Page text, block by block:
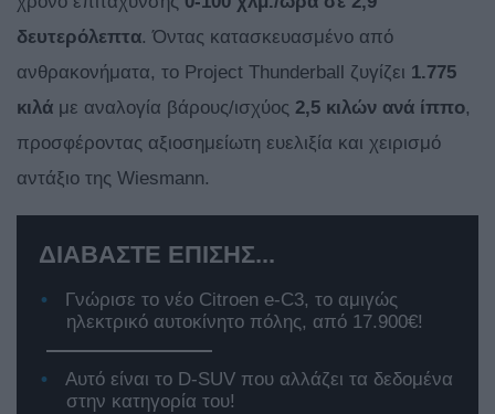
δευτερόλεπτα. Όντας κατασκευασμένο από
ανθρακονήματα, το Project Thunderball ζυγίζει 1.775
κιλά με αναλογία βάρους/ισχύος 2,5 κιλών ανά ίππο,
προσφέροντας αξιοσημείωτη ευελιξία και χειρισμό
αντάξιο της Wiesmann.
ΔΙΑΒΑΣΤΕ ΕΠΙΣΗΣ...
Γνώρισε το νέο Citroen e-C3, το αμιγώς
ηλεκτρικό αυτοκίνητο πόλης, από 17.900€!
Αυτό είναι το D-SUV που αλλάζει τα δεδομένα
στην κατηγορία του!